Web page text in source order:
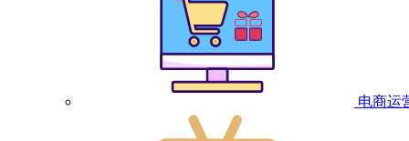
电商运